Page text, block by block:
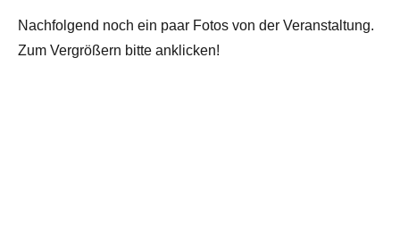
Nachfolgend noch ein paar Fotos von der Veranstaltung.
Zum Vergrößern bitte anklicken!